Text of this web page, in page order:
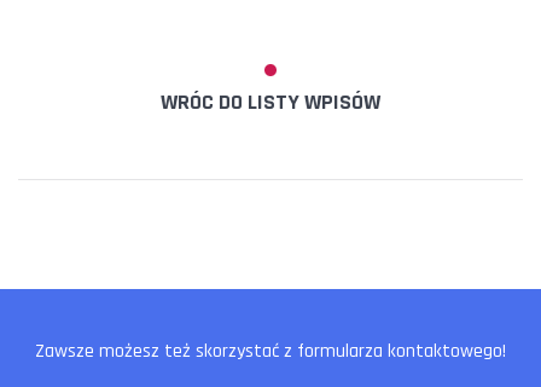
WRÓC DO LISTY WPISÓW
Zawsze możesz też skorzystać z formularza kontaktowego!